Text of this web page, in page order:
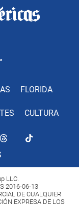
FLORIDA
CULTURA
LLC.
2016-06-13
DE CUALQUIER
EXPRESA DE LOS